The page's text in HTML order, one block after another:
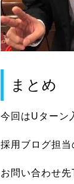
まとめ
今回はUターン
採用ブログ担当
お問い合わせ